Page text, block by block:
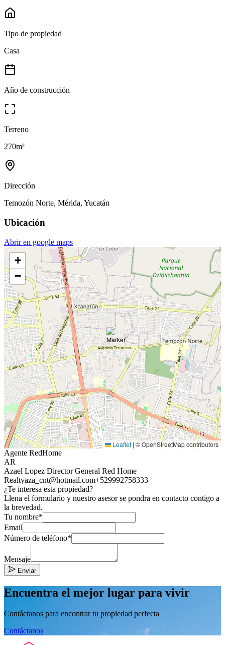
Tipo de propiedad
Casa
Año de construcción
Terreno
270m²
Dirección
Temozón Norte, Mérida, Yucatán
Ubicación
Abrir en google maps
+
−
Leaflet | © OpenStreetMap contributors
Agente RedHome
AR
Azael Lopez Director General Red Home
Realtyaza_cnt@hotmail.com+529992758333
¿Te interesa esta propiedad?
Llena el formulario y nuestro asesor se pondra en contacto contigo a
la brevedad.
Tu nombre*
Email
Número de teléfono*
Mensaje
Enviar
Encuentra el mejor lugar para vivir
Contáctanos para encontrar tu propiedad perfecta
Contáctanos